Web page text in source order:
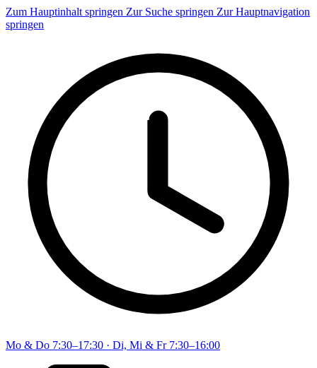
Zum Hauptinhalt springen Zur Suche springen Zur Hauptnavigation
springen
Mo & Do 7:30–17:30 · Di, Mi & Fr 7:30–16:00